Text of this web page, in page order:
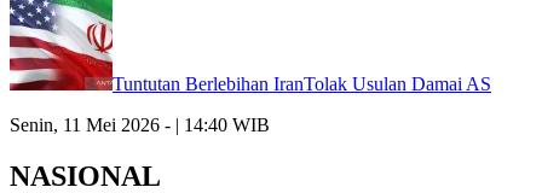
Tuntutan Berlebihan IranTolak Usulan Damai AS
Senin, 11 Mei 2026 - | 14:40 WIB
NASIONAL